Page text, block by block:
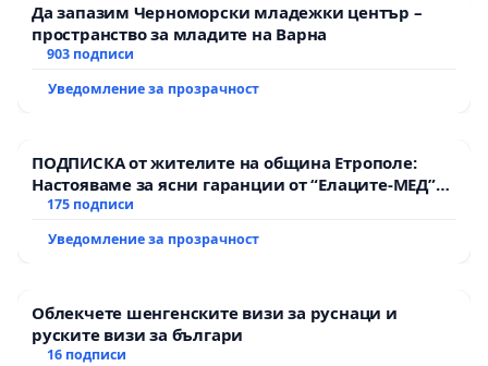
Да запазим Черноморски младежки център –
пространство за младите на Варна
903 подписи
Уведомление за прозрачност
ПОДПИСКА от жителите на община Етрополе:
Настояваме за ясни гаранции от “Елаците-МЕД”
АД и от държавата, че ще се изпълнят всички
175 подписи
Уведомление за прозрачност
Облекчете шенгенските визи за руснаци и
руските визи за българи
16 подписи